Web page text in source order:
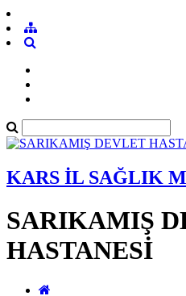
KARS İL SAĞLIK
SARIKAMIŞ
HASTANESİ